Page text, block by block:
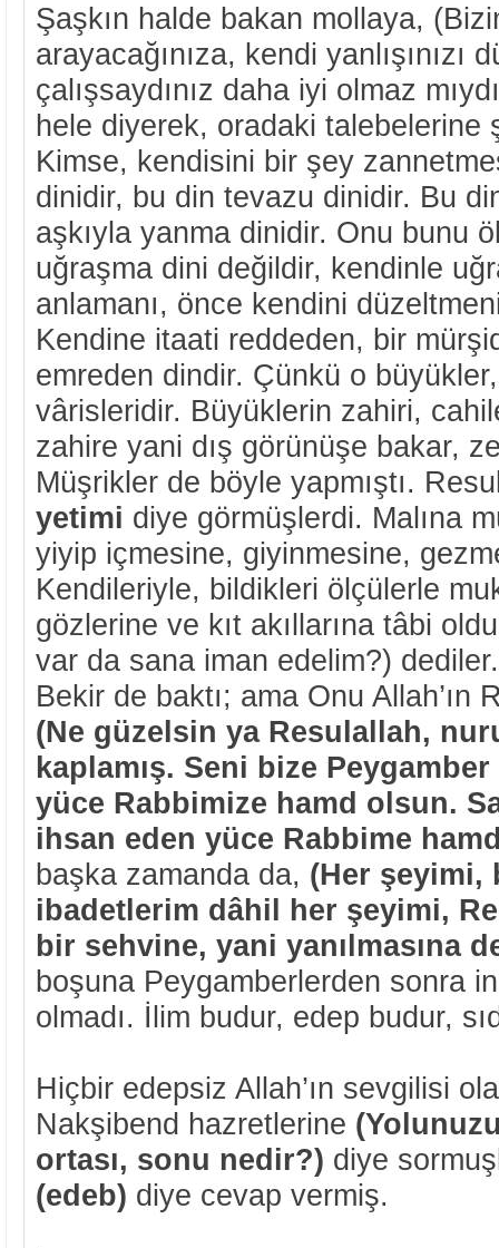
Şaşkın halde bakan mollaya,
arayacağınıza, kendi yanlışınızı
çalışsaydınız daha iyi olmaz
hele diyerek, oradaki talebelerine
Kimse, kendisini bir şey
dinidir, bu din tevazu dinidir. Bu
aşkıyla yanma dinidir. Onu bunu
uğraşma dini değildir, kendinle
anlamanı, önce kendini
Kendine itaati reddeden, bir
emreden dindir. Çünkü o
vârisleridir. Büyüklerin zahiri,
zahire yani dış görünüşe bakar,
Müşrikler de böyle yapmıştı.
yetimi diye görmüşlerdi. Malına
yiyip içmesine, giyinmesine,
Kendileriyle, bildikleri ölçülerle
gözlerine ve kıt akıllarına tâbi
var da sana iman edelim?)
Bekir de baktı; ama Onu Allah’ın
(Ne güzelsin ya Resulallah,
kaplamış. Seni bize
yüce Rabbimize hamd olsun.
ihsan eden yüce Rabbime
başka zamanda da, (Her
ibadetlerim dâhil her şeyimi,
bir sehvine, yani yanılmasına
boşuna Peygamberlerden sonra
olmadı. İlim budur, edep budur,
Hiçbir edepsiz Allah’ın sevgilisi
Nakşibend hazretlerine
ortası, sonu nedir?) diye
(edeb) diye cevap vermiş.